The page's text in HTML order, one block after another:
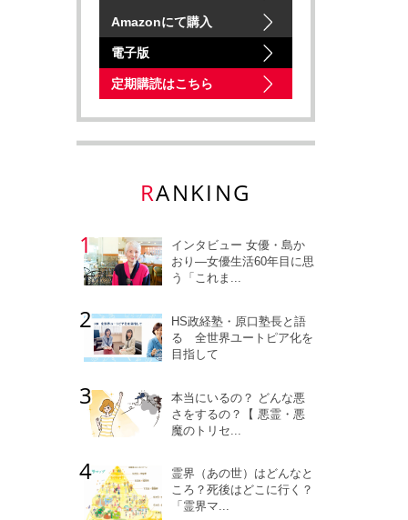
Amazonにて購入
電子版
定期購読はこちら
RANKING
インタビュー 女優・島か
おり―女優生活60年目に思
う「これま...
HS政経塾・原口塾長と語
る 全世界ユートピア化を
目指して
本当にいるの？ どんな悪
さをするの？【 悪霊・悪
魔のトリセ...
霊界（あの世）はどんなと
ころ？死後はどこに行く？
「霊界マ...